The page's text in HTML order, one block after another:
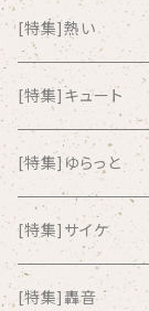
Amia Calva
Amsterdamned
ANYO
And Summer
anticlockwise
[特集]熱い
[特集]キュート
[特集]ゆらっと
[特集]サイケ
[特集]轟音